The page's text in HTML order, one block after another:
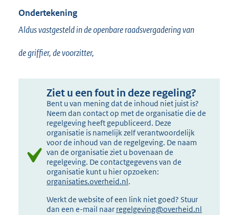
Ondertekening
Aldus vastgesteld in de openbare raadsvergadering van
de griffier, de voorzitter,
Ziet u een fout in deze regeling?
Bent u van mening dat de inhoud niet juist is?
Neem dan contact op met de organisatie die de
regelgeving heeft gepubliceerd. Deze
organisatie is namelijk zelf verantwoordelijk
voor de inhoud van de regelgeving. De naam
van de organisatie ziet u bovenaan de
regelgeving. De contactgegevens van de
organisatie kunt u hier opzoeken:
organisaties.overheid.nl.
Werkt de website of een link niet goed? Stuur
dan een e-mail naar regelgeving@overheid.nl